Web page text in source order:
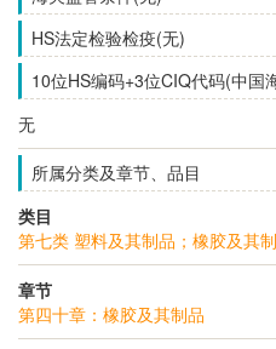
HS法定检验检疫(无)
10位HS编码+3位CIQ代码(中国
无
所属分类及章节、品目
类目
第七类 塑料及其制品；橡胶及其
章节
第四十章：橡胶及其制品